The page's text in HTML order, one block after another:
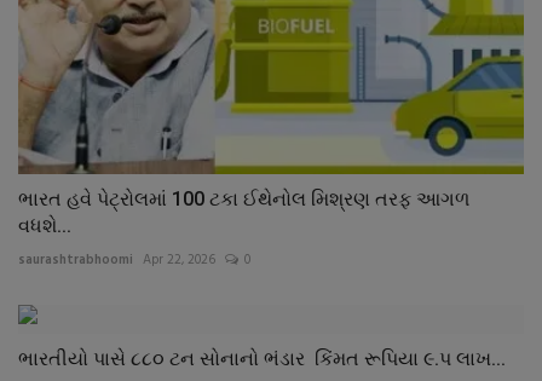
ભારત હવે પેટ્રોલમાં 100 ટકા ઈથેનોલ મિશ્રણ તરફ આગળ
વધશે...
saurashtrabhoomi Apr 22, 2026 0
ભારતીયો પાસે ૮૮૦ ટન સોનાનો ભંડાર કિંમત રૂપિયા ૯.પ લાખ...